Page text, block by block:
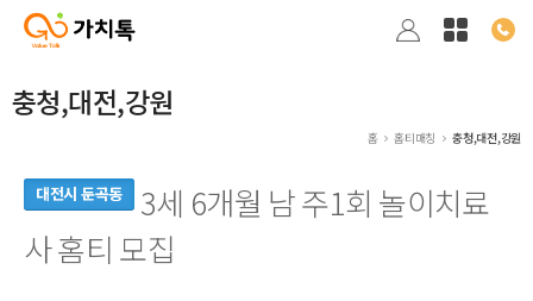
충청,대전,강원
홈 홈티매칭 충청,대전,강원
대전시 둔곡동
3세 6개월 남 주1회 놀이치료
사 홈티 모집